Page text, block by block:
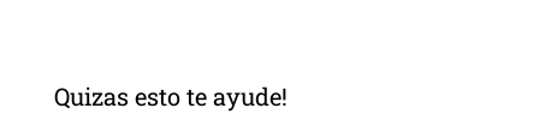
Quizas esto te ayude!